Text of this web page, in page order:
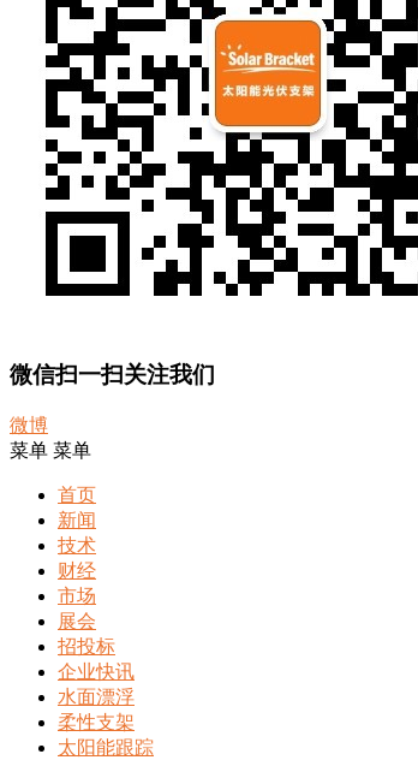
微信扫一扫关注我们
微博
菜单 菜单
首页
新闻
技术
财经
市场
展会
招投标
企业快讯
水面漂浮
柔性支架
太阳能跟踪